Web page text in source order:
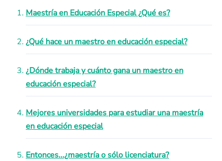
Maestría en Educación Especial ¿Qué es?
¿Qué hace un maestro en educación especial?
¿Dónde trabaja y cuánto gana un maestro en
educación especial?
Mejores universidades para estudiar una maestría
en educación especial
Entonces...¿maestría o sólo licenciatura?